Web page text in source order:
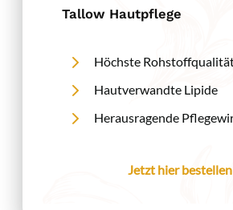
Tallow Hautpflege
Höchste
Hautverwandte Lipide
Herausragende
Jetzt hier bestellen